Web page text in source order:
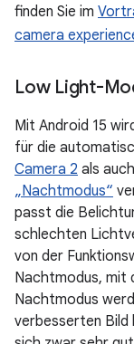
finden Sie im
camera
Low Light-
Mit Android 15
für die
Camera 2 als
„Nachtmodus“
passt die
schlechten
von der
Nachtmodus, mit
Nachtmodus
verbesserten Bild